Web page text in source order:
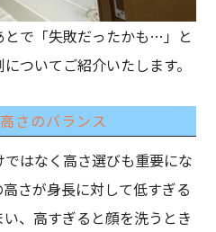
で「失敗だったかも…」と
ついてご紹介いたします。
さのバランス
はなく高さ選びも重要にな
さが身長に対して低すぎる
、高すぎると顔を洗うとき